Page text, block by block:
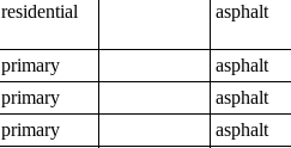
residential asphalt
primary
asphalt
primary
asphalt
primary
asphalt